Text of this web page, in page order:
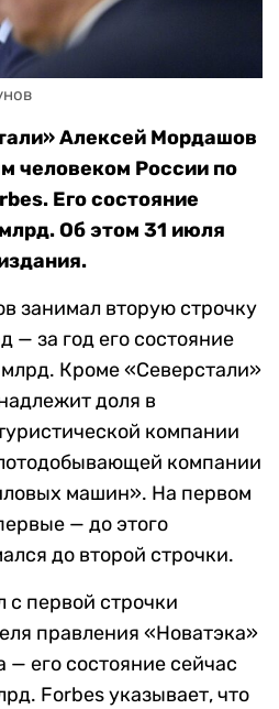
Алексей Мордашов
человеком России по
Его состояние
Об этом 31 июля
занимал вторую строчку
— за год его состояние
Кроме «Северстали»
доля в
компании
компании
машин». На первом
— до этого
до второй строчки.
первой строчки
правления «Новатэка»
его состояние сейчас
Forbes указывает, что